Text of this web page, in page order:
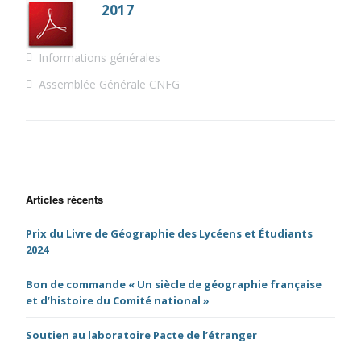
2017
Informations générales
Assemblée Générale CNFG
Articles récents
Prix du Livre de Géographie des Lycéens et Étudiants
2024
Bon de commande « Un siècle de géographie française
et d’histoire du Comité national »
Soutien au laboratoire Pacte de l’étranger